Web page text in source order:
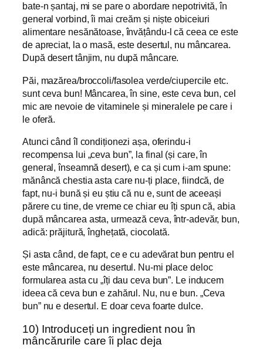
bate-n șantaj, mi se pare o abordare nepotrivită, în
general vorbind, îi mai creăm și niște obiceiuri
alimentare nesănătoase, învățându-l că ceea ce este
de apreciat, la o masă, este desertul, nu mâncarea.
După desert tânjim, nu după mâncare.
Păi, mazărea/broccoli/fasolea verde/ciupercile etc.
sunt ceva bun! Mâncarea, în sine, este ceva bun, cel
mic are nevoie de vitaminele și mineralele pe care i
le oferă.
Atunci când îl condiționezi așa, oferindu-i
recompensa lui „ceva bun”, la final (și care, în
general, înseamnă desert), e ca și cum i-am spune:
mănâncă chestia asta care nu-ți place, fiindcă, de
fapt, nu-i bună și eu știu că nu e, sunt de aceeași
părere cu tine, de vreme ce chiar eu îți spun că, abia
după mâncarea asta, urmează ceva, într-adevăr, bun,
adică: prăjitură, înghețată, ciocolată.
Și asta când, de fapt, ce e cu adevărat bun pentru el
este mâncarea, nu desertul. Nu-mi place deloc
formularea asta cu „îți dau ceva bun”. Le inducem
ideea că ceva bun e zahărul. Nu, nu e bun. „Ceva
bun” nu e desertul. E doar ceva foarte dulce.
10) Introduceți un ingredient nou în
mâncărurile care îi plac deja